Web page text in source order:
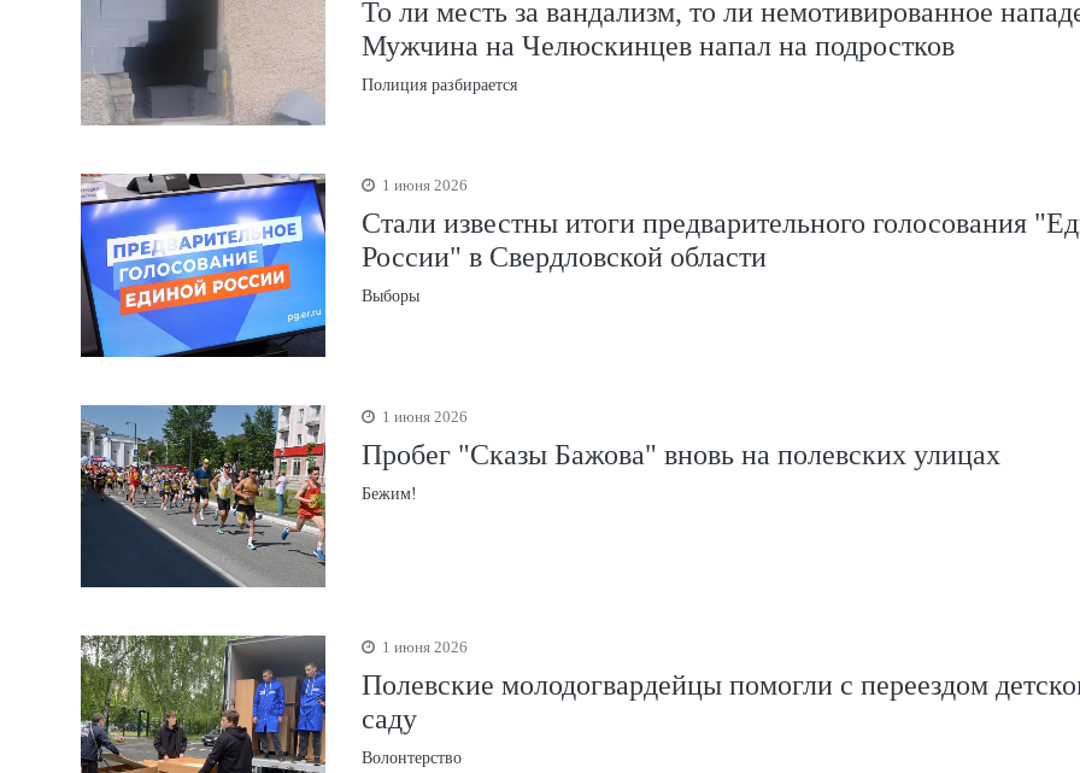
То ли месть за вандализм, то ли немотивированное
Мужчина на Челюскинцев напал на подростков
Полиция разбирается
1 июня 2026
Стали известны итоги предварительного голосования
России" в Свердловской области
Выборы
1 июня 2026
Пробег "Сказы Бажова" вновь на полевских улицах
Бежим!
1 июня 2026
Полевские молодогвардейцы помогли с переездом
саду
Волонтерство